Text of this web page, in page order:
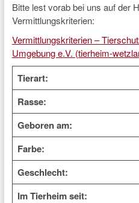
Bitte lest vorab bei uns auf der
Vermittlungskriterien:
Vermittlungskriterien –
Umgebung e.V. (tierheim-
Tierart:
Rasse:
Geboren am:
Farbe:
Geschlecht:
Im Tierheim seit: